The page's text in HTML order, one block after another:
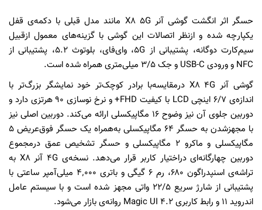
حسگر اثر انگشت گوشی آنر X8 5G مانند مدل قبلی با دکمه‌ی قفل
یکپارچه شده و ازنظر اتصالات این گوشی با گزینه‌های معمول ازقبیل
سیم‌کارت دوگانه، پشتیبانی از 5G، وای‌فای، بلوتوث 5.2، پشتیبانی از
NFC و ورودی USB-C و جک ۳/۵ میلی‌متری همراه شده است.
گوشی آنر X8 4G درمقایسه‌با برادر کوچک‌تر خود نمایشگر بزرگ‌تر با
اندازه‌ی ۶/۷ اینچی LCD با کیفیت FHD+ و نرخ نوسازی ۹۰ هرتزی دارد و
دوربین جلوی آن نیز وضوح ۱۶ مگاپیکسلی ارائه می‌کند. دوربین اصلی نیز
با مجهز‌شدن به حسگر ۶۴ مگاپیکسلی به‌همراه یک حسگر فوق‌عریض ۵
مگاپیکسلی و ماکرو ۲ مگاپیکسلی و حسگر تشخیص عمق درمجموع
دوربین چهارگانه‌ای دراختیار کاربر قرار می‌دهد. نسخه‌ی 4G آنر X8 به
تراشه‌ی اسنپدراگون ۶۸۰، رم ۶ گیگی و باتری ۴٬۰۰۰ میلی‌آمپر ساعتی با
پشتیبانی از شارژ سریع ۲۲/۵ واتی مجهز شده است و با سیستم عامل
اندروید ۱۱ و رابط کاربری Magic UI 4.2 روانه‌ی بازار می‌شود.